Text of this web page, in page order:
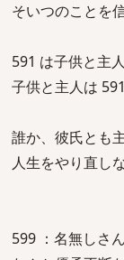
そいつのことを
591 は子供と主
子供と主人は
誰か、彼氏とも
人生をやり直しな
599 ：名無しさ